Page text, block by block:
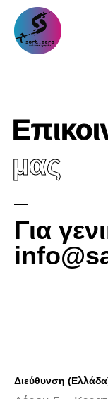
μας
Για
Διεύθυνση